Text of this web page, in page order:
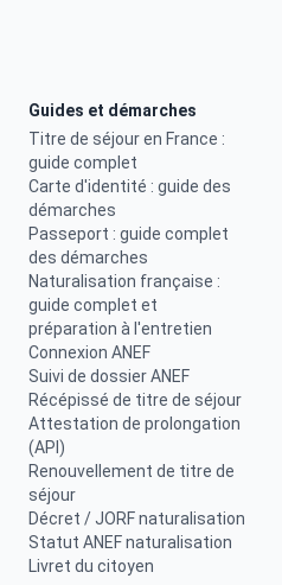
Guides et démarches
Titre de séjour en France :
guide complet
Carte d'identité : guide des
démarches
Passeport : guide complet
des démarches
Naturalisation française :
guide complet et
préparation à l'entretien
Connexion ANEF
Suivi de dossier ANEF
Récépissé de titre de séjour
Attestation de prolongation
(API)
Renouvellement de titre de
séjour
Décret / JORF naturalisation
Statut ANEF naturalisation
Livret du citoyen